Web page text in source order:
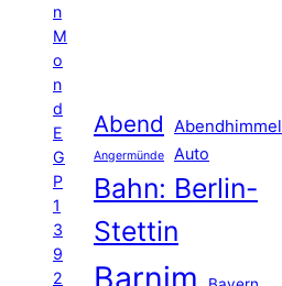
n
M
o
n
d
E
G
P
1
3
9
2
Abend Abendhimmel
Angermünde Auto
Bahn: Berlin-
Stettin
Barnim